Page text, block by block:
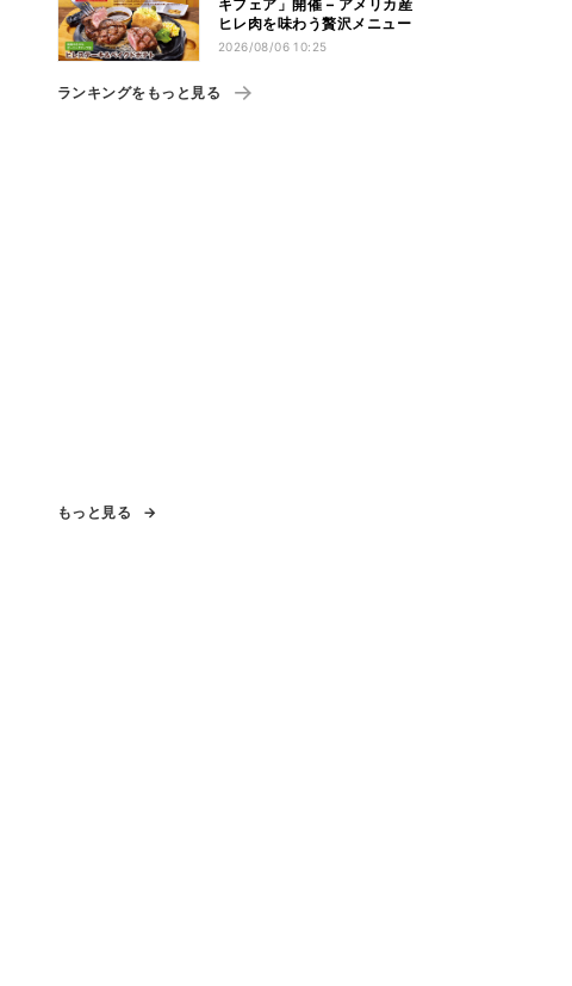
キフェア」開催 – アメリカ産
ヒレ肉を味わう贅沢メニュー
2026/08/06 10:25
ランキングをもっと見る
もっと見る